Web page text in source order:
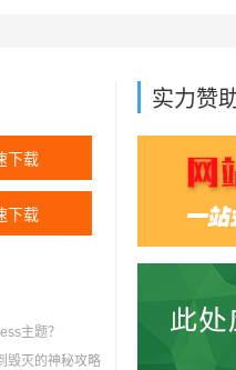
下载
下载
主题？
毁灭的神秘攻略
实力赞